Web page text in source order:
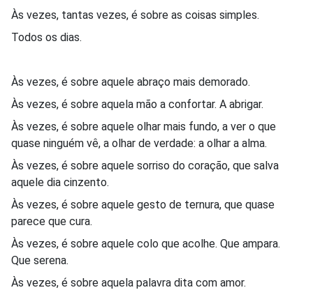
Às vezes, tantas vezes, é sobre as coisas simples.
Todos os dias.
Às vezes, é sobre aquele abraço mais demorado.
Às vezes, é sobre aquela mão a confortar. A abrigar.
Às vezes, é sobre aquele olhar mais fundo, a ver o que
quase ninguém vê, a olhar de verdade: a olhar a alma.
Às vezes, é sobre aquele sorriso do coração, que salva
aquele dia cinzento.
Às vezes, é sobre aquele gesto de ternura, que quase
parece que cura.
Às vezes, é sobre aquele colo que acolhe. Que ampara.
Que serena.
Às vezes, é sobre aquela palavra dita com amor.